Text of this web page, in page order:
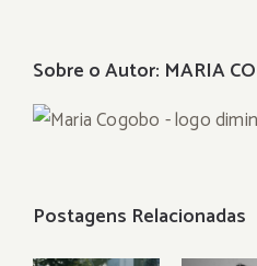
Sobre o Autor: MARIA
Postagens Relacionadas